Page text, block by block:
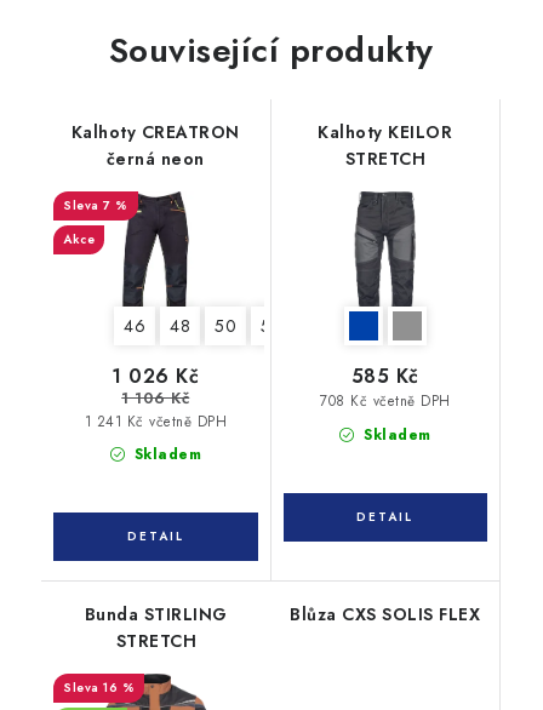
Související produkty
Kalhoty CREATRON
černá neon
7 %
Akce
46 48 50 52
Skladem
1 241 Kč včetně DPH
1 026 Kč
1 106 Kč
Kalhoty KEILOR
STRETCH
Skladem
708 Kč včetně DPH
585 Kč
Bunda STIRLING
STRETCH
16 %
Blůza CXS SOLIS FLEX